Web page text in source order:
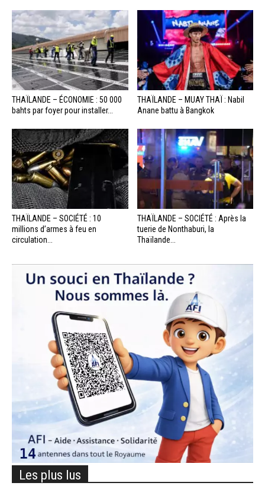
THAÏLANDE – ÉCONOMIE : 50 000
bahts par foyer pour installer...
THAÏLANDE – MUAY THAÏ : Nabil
Anane battu à Bangkok
THAÏLANDE – SOCIÉTÉ : 10
millions d’armes à feu en
circulation...
THAÏLANDE – SOCIÉTÉ : Après la
tuerie de Nonthaburi, la
Thaïlande...
Les plus lus